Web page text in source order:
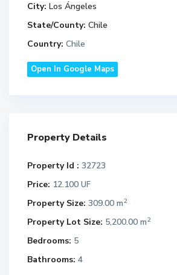
City: Los Ángeles
State/County: Chile
Country: Chile
Open In Google Maps
Property Details
Property Id : 32723
Price: 12.100 UF
Property Size: 309.00 m2
Property Lot Size: 5,200.00 m2
Bedrooms: 5
Bathrooms: 4